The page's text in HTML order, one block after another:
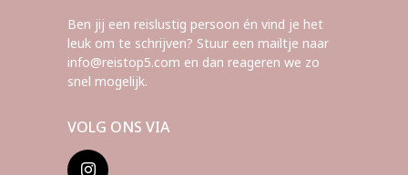
Ben jij een reislustig persoon én vind je het
leuk om te schrijven? Stuur een mailtje naar
info@reistop5.com en dan reageren we zo
snel mogelijk.
VOLG ONS VIA